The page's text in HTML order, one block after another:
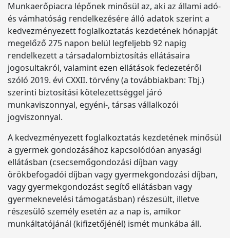
Munkaerőpiacra lépőnek minősül az, aki az állami adó-
és vámhatóság rendelkezésére álló adatok szerint a
kedvezményezett foglalkoztatás kezdetének hónapját
megelőző 275 napon belül legfeljebb 92 napig
rendelkezett a társadalombiztosítás ellátásaira
jogosultakról, valamint ezen ellátások fedezetéről
szóló 2019. évi CXXII. törvény (a továbbiakban: Tbj.)
szerinti biztosítási kötelezettséggel járó
munkaviszonnyal, egyéni-, társas vállalkozói
jogviszonnyal.
A kedvezményezett foglalkoztatás kezdetének minősül
a gyermek gondozásához kapcsolódóan anyasági
ellátásban (csecsemőgondozási díjban vagy
örökbefogadói díjban vagy gyermekgondozási díjban,
vagy gyermekgondozást segítő ellátásban vagy
gyermeknevelési támogatásban) részesült, illetve
részesülő személy esetén az a nap is, amikor
munkáltatójánál (kifizetőjénél) ismét munkába áll.